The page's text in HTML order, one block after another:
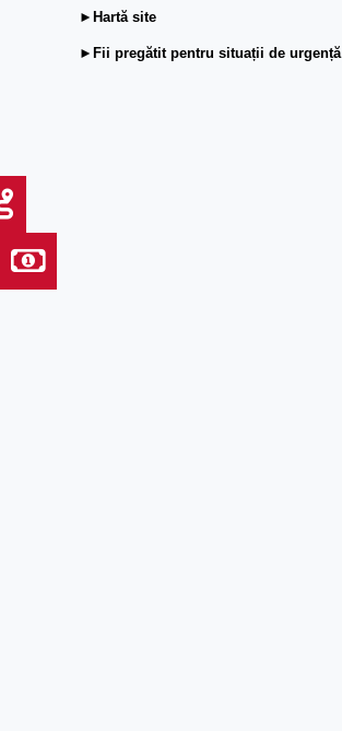
►Hartă site
►Fii pregătit pentru situații de urgență